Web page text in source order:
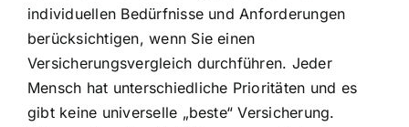
individuellen Bedürfnisse und Anforderungen
berücksichtigen, wenn Sie einen
Versicherungsvergleich durchführen. Jeder
Mensch hat unterschiedliche Prioritäten und es
gibt keine universelle „beste“ Versicherung.